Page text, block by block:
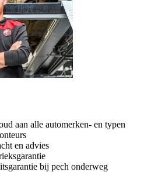
aan alle automerken- en typen
en advies
bij pech onderweg